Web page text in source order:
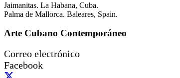
Jaimanitas. La Habana, Cuba.
Palma de Mallorca. Baleares, Spain.
Arte Cubano Contemporáneo
Correo electrónico
Facebook